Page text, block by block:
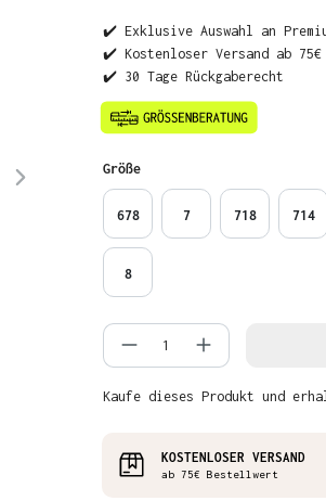
✔️ Exklusive Auswahl an
✔️ Kostenloser Versand ab 75€
✔️ 30 Tage Rückgaberecht
Größeauswählen
678 7 718 714
8
Produkt Anzahl:
Kaufe dieses Produkt und
KOSTENLOSER VERSAND
ab 75€ Bestellwert